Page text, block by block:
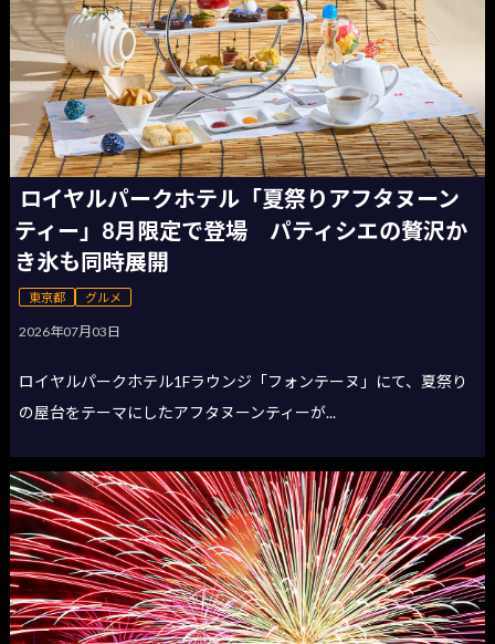
ロイヤルパークホテル「夏祭りアフタヌーン
ティー」8月限定で登場 パティシエの贅沢か
き氷も同時展開
東京都 グルメ
2026年07月03日
ロイヤルパークホテル1Fラウンジ「フォンテーヌ」にて、夏祭り
の屋台をテーマにしたアフタヌーンティーが...